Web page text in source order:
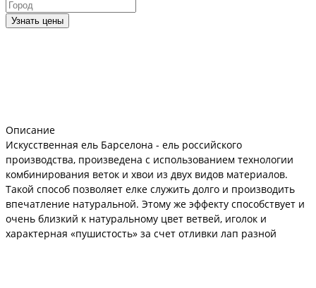
Узнать цены
Описание
Искусственная ель Барселона - ель российского
производства, произведена с использованием технологии
комбинирования веток и хвои из двух видов материалов.
Такой способ позволяет елке служить долго и производить
впечатление натуральной. Этому же эффекту способствует и
очень близкий к натуральному цвет ветвей, иголок и
характерная «пушистость» за счет отливки лап разной